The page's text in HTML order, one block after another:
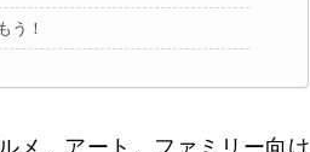
う！
メ、アート、ファミリー向け